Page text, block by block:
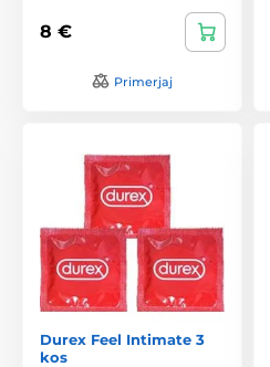
8 €
Primerjaj
Durex Feel Intimate 3
kos